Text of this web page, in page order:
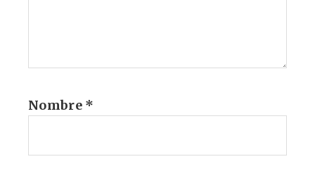
Nombre *